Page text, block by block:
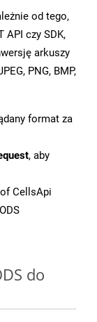
od tego,
API czy SDK,
arkuszy
PNG, BMP,
format za
, aby
CellsApi
do